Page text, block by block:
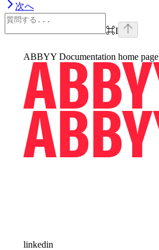
次へ
⌘I
ABBYY Documentation home page
linkedin